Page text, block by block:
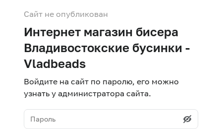
Сайт не опубликован
Интернет магазин бисера
Владивостокские бусинки -
Vladbeads
Войдите на сайт по паролю, его можно
узнать у администратора сайта.